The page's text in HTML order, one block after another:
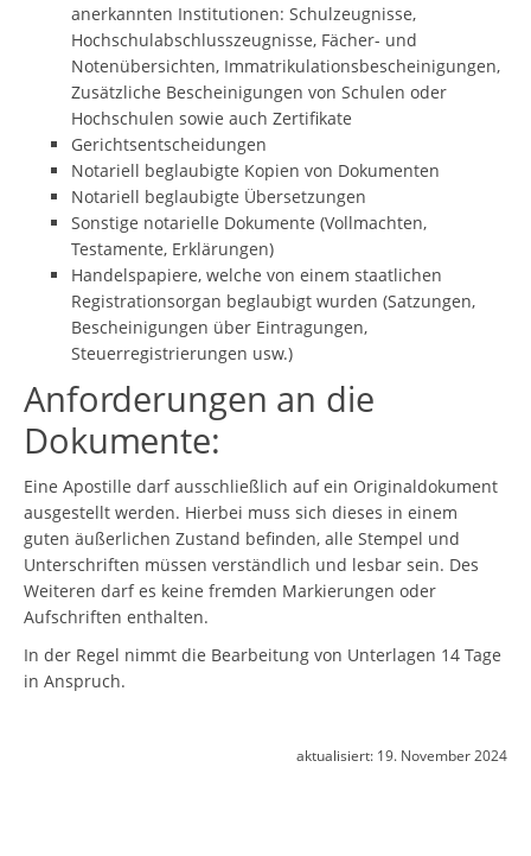
anerkannten Institutionen: Schulzeugnisse,
Hochschulabschlusszeugnisse, Fächer- und
Notenübersichten, Immatrikulationsbescheinigungen,
Zusätzliche Bescheinigungen von Schulen oder
Hochschulen sowie auch Zertifikate
Gerichtsentscheidungen
Notariell beglaubigte Kopien von Dokumenten
Notariell beglaubigte Übersetzungen
Sonstige notarielle Dokumente (Vollmachten,
Testamente, Erklärungen)
Handelspapiere, welche von einem staatlichen
Registrationsorgan beglaubigt wurden (Satzungen,
Bescheinigungen über Eintragungen,
Steuerregistrierungen usw.)
Anforderungen an die
Dokumente:
Eine Apostille darf ausschließlich auf ein Originaldokument
ausgestellt werden. Hierbei muss sich dieses in einem
guten äußerlichen Zustand befinden, alle Stempel und
Unterschriften müssen verständlich und lesbar sein. Des
Weiteren darf es keine fremden Markierungen oder
Aufschriften enthalten.
In der Regel nimmt die Bearbeitung von Unterlagen 14 Tage
in Anspruch.
aktualisiert: 19. November 2024